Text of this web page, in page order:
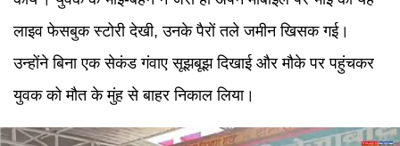
लाइव फेसबुक स्टोरी देखी, उनके पैरों तले जमीन खिसक गई।
उन्होंने बिना एक सेकंड गंवाए सूझबूझ दिखाई और मौके पर पहुंचकर
युवक को मौत के मुंह से बाहर निकाल लिया।